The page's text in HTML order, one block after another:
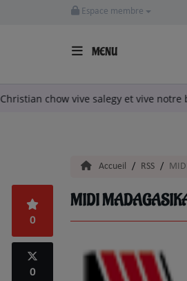
Espace membre
MENU
Philou 911-vive Christian chow vive
TITRES DIFFUSÉS
EMISSIONS
EQUIPE
QUI SOMMES NOUS?
Accueil RSS
MIDI
0
0